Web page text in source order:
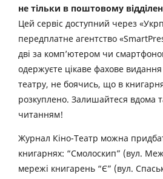
не тільки в поштовому
Цей сервіс доступний через
передплатне агентство
дві за комп’ютером чи
одержуєте цікаве фахове видання
театру, не боячись, що в
розкуплено. Залишайтеся вдома
читанням!
Журнал Кіно-Театр можна
книгарнях: “Смолоскип” (вул.
мережі книгарень “Є” (вул.